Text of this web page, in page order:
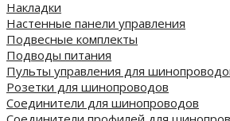
Накладки
Настенные панели управления
Подвесные комплекты
Подводы питания
Пульты управления для
Розетки для шинопроводов
Соединители для шинопроводов